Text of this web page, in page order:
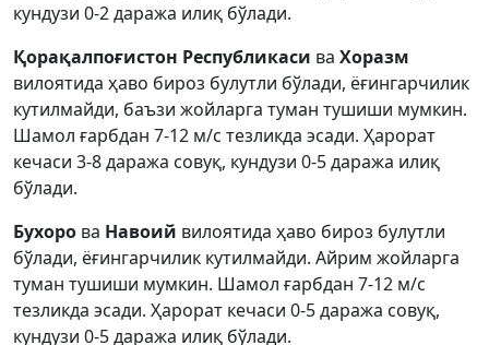
кундузи 0-2 даража илиқ бўлади.
Қорақалпоғистон Республикаси ва Хоразм
вилоятида ҳаво бироз булутли бўлади, ёғингарчилик
кутилмайди, баъзи жойларга туман тушиши мумкин.
Шамол ғарбдан 7-12 м/с тезликда эсади. Ҳарорат
кечаси 3-8 даража совуқ, кундузи 0-5 даража илиқ
бўлади.
Бухоро ва Навоий вилоятида ҳаво бироз булутли
бўлади, ёғингарчилик кутилмайди. Айрим жойларга
туман тушиши мумкин. Шамол ғарбдан 7-12 м/с
тезликда эсади. Ҳарорат кечаси 0-5 даража совуқ,
кундузи 0-5 даража илиқ бўлади.